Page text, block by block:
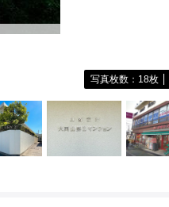
写真枚数：18枚